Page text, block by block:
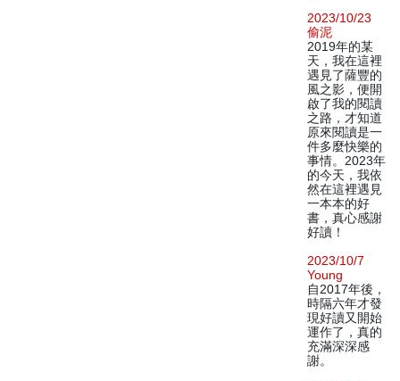
2023/10/23
偷泥
2019年的某
天，我在這裡
遇見了薩豐的
風之影，便開
啟了我的閱讀
之路，才知道
原來閱讀是一
件多麼快樂的
事情。2023年
的今天，我依
然在這裡遇見
一本本的好
書，真心感謝
好讀！
2023/10/7
Young
自2017年後，
時隔六年才發
現好讀又開始
運作了，真的
充滿深深感
謝。